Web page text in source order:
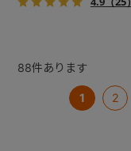
88件あります
1 2